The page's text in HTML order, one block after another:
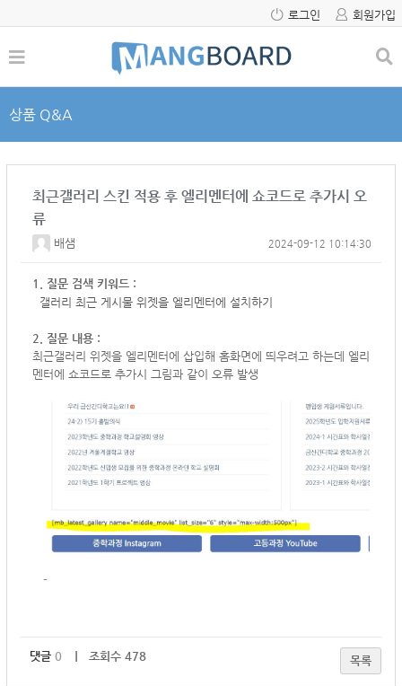
로그인 회원가입
상품 Q&A
최근갤러리 스킨 적용 후 엘리멘터에 쇼코드로 추가시 오
류
배샘 2024-09-12 10:14:30
1. 질문 검색 키워드 :
갤러리 최근 게시물 위젯을 엘리멘터에 설치하기
2. 질문 내용 :
최근갤러리 위젯을 엘리멘터에 삽입해 홈화면에 띄우려고 하는데 엘리
멘터에 쇼코드로 추가시 그림과 같이 오류 발생
-
댓글 0 ｜ 조회수 478 목록